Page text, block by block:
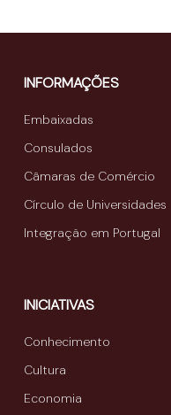
INFORMAÇÕES
Embaixadas
Consulados
Câmaras de Comércio
Círculo de Universidades
Integração em Portugal
INICIATIVAS
Conhecimento
Cultura
Economia